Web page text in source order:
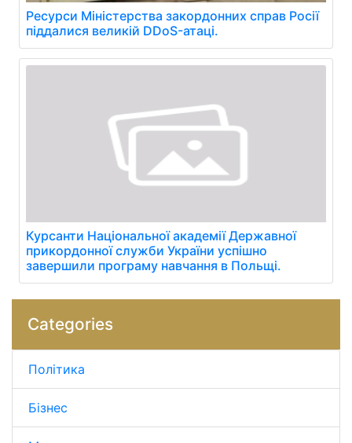
Ресурси Міністерства закордонних справ Росії
піддалися великій DDoS-атаці.
Курсанти Національної академії Державної
прикордонної служби України успішно
завершили програму навчання в Польщі.
Categories
Політика
Бізнес